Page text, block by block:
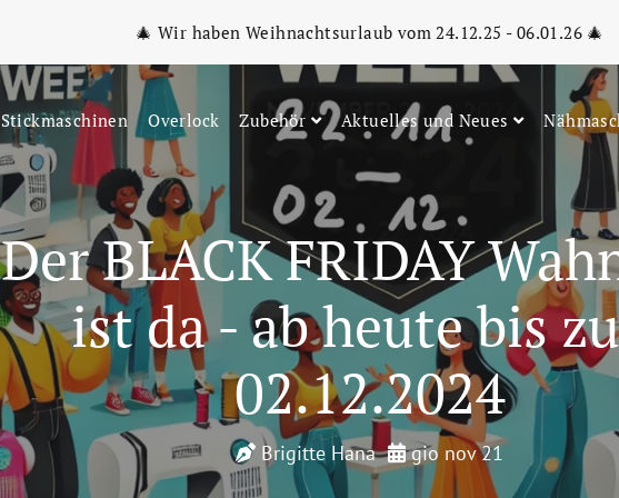
🎄 Wir haben Weihnachtsurlaub vom 24.12.25 - 06.01.26 🎄
Stickmaschinen Overlock Zubehör Aktuelles und Neues
Der BLACK FRIDAY
ist da - ab heute bis
02.12.2024
Brigitte Hana gio nov 21